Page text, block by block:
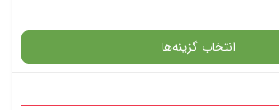
انتخاب گزینه‌ها